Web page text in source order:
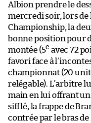
Albion prendre le
mercredi soir, lors de
Championship, la
bonne position pour
montée (5e avec 72
favori face à
championnat (20
relégable). L’arbitre
main en lui offrant un
sifflé, la frappe de
contrée par le bras de